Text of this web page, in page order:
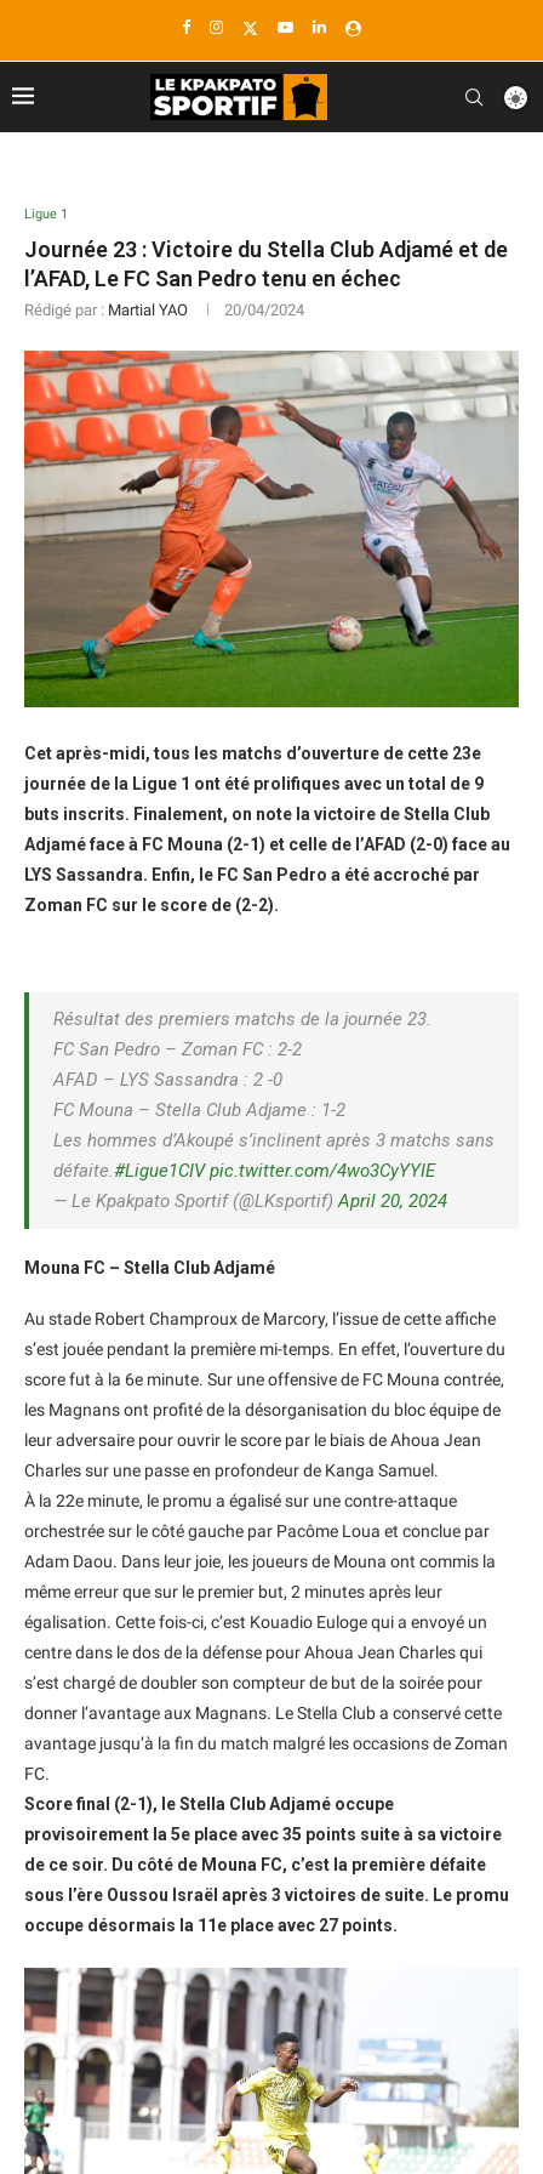
Ligue 1
Journée 23 : Victoire du Stella Club Adjamé et de
l’AFAD, Le FC San Pedro tenu en échec
Rédigé par : Martial YAO 20/04/2024
Cet après-midi, tous les matchs d’ouverture de cette 23e
journée de la Ligue 1 ont été prolifiques avec un total de 9
buts inscrits. Finalement, on note la victoire de Stella Club
Adjamé face à FC Mouna (2-1) et celle de l’AFAD (2-0) face au
LYS Sassandra. Enfin, le FC San Pedro a été accroché par
Zoman FC sur le score de (2-2).
Résultat des premiers matchs de la journée 23.
FC San Pedro – Zoman FC : 2-2
AFAD – LYS Sassandra : 2 -0
FC Mouna – Stella Club Adjame : 1-2
Les hommes d’Akoupé s’inclinent après 3 matchs sans
défaite.#Ligue1CIV pic.twitter.com/4wo3CyYYIE
— Le Kpakpato Sportif (@LKsportif)April 20, 2024
Mouna FC – Stella Club Adjamé
Au stade Robert Champroux de Marcory, l’issue de cette affiche
s’est jouée pendant la première mi-temps. En effet, l’ouverture du
score fut à la 6e minute. Sur une offensive de FC Mouna contrée,
les Magnans ont profité de la désorganisation du bloc équipe de
leur adversaire pour ouvrir le score par le biais de Ahoua Jean
Charles sur une passe en profondeur de Kanga Samuel.
À la 22e minute, le promu a égalisé sur une contre-attaque
orchestrée sur le côté gauche par Pacôme Loua et conclue par
Adam Daou. Dans leur joie, les joueurs de Mouna ont commis la
même erreur que sur le premier but, 2 minutes après leur
égalisation. Cette fois-ci, c’est Kouadio Euloge qui a envoyé un
centre dans le dos de la défense pour Ahoua Jean Charles qui
s’est chargé de doubler son compteur de but de la soirée pour
donner l’avantage aux Magnans. Le Stella Club a conservé cette
avantage jusqu’à la fin du match malgré les occasions de Zoman
FC.
Score final (2-1), le Stella Club Adjamé occupe
provisoirement la 5e place avec 35 points suite à sa victoire
de ce soir. Du côté de Mouna FC, c’est la première défaite
sous l’ère Oussou Israël après 3 victoires de suite. Le promu
occupe désormais la 11e place avec 27 points.